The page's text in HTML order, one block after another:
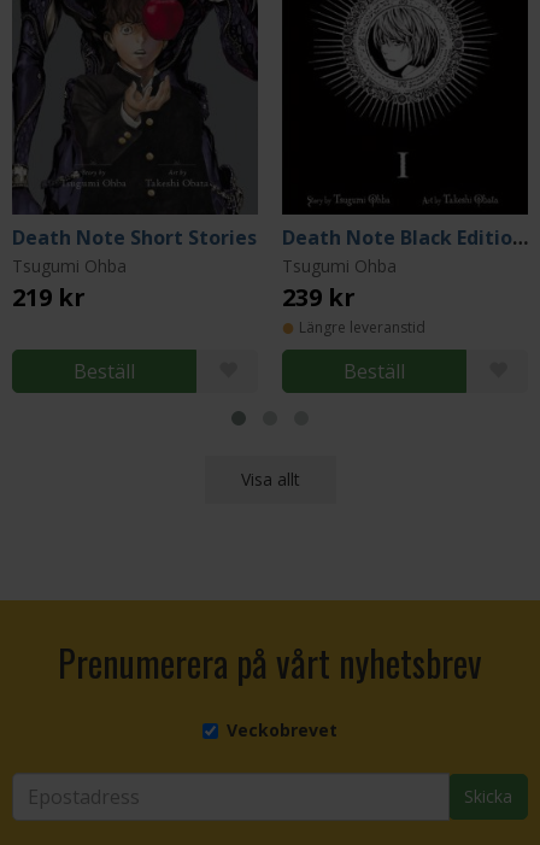
Death Note Short Stories
Tsugumi Ohba
219 kr
Beställ
Death Note Black Edition Vol 1
Tsugumi Ohba
239 kr
Längre leveranstid
Beställ
Visa allt
Prenumerera på vårt nyhetsbrev
Veckobrevet
Skicka